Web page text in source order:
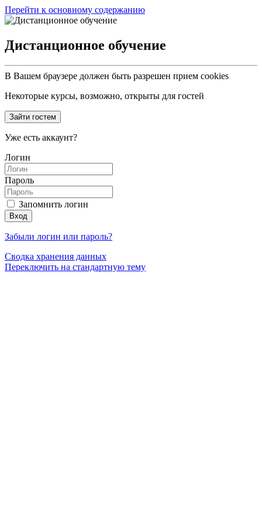
Перейти к основному содержанию
Дистанционное обучение
В Вашем браузере должен быть разрешен прием cookies
Некоторые курсы, возможно, открыты для гостей
Зайти гостем
Уже есть аккаунт?
Логин
Пароль
Запомнить логин
Вход
Забыли логин или пароль?
Сводка хранения данных
Переключить на стандартную тему